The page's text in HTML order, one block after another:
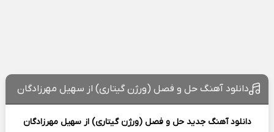
دانلود آهنگ حل و فصل (ورژن گیتاری) از سهیل مهرزادگان
دانلود آهنگ جدید حل و فصل (ورژن گیتاری) ازسهیل مهرزادگان